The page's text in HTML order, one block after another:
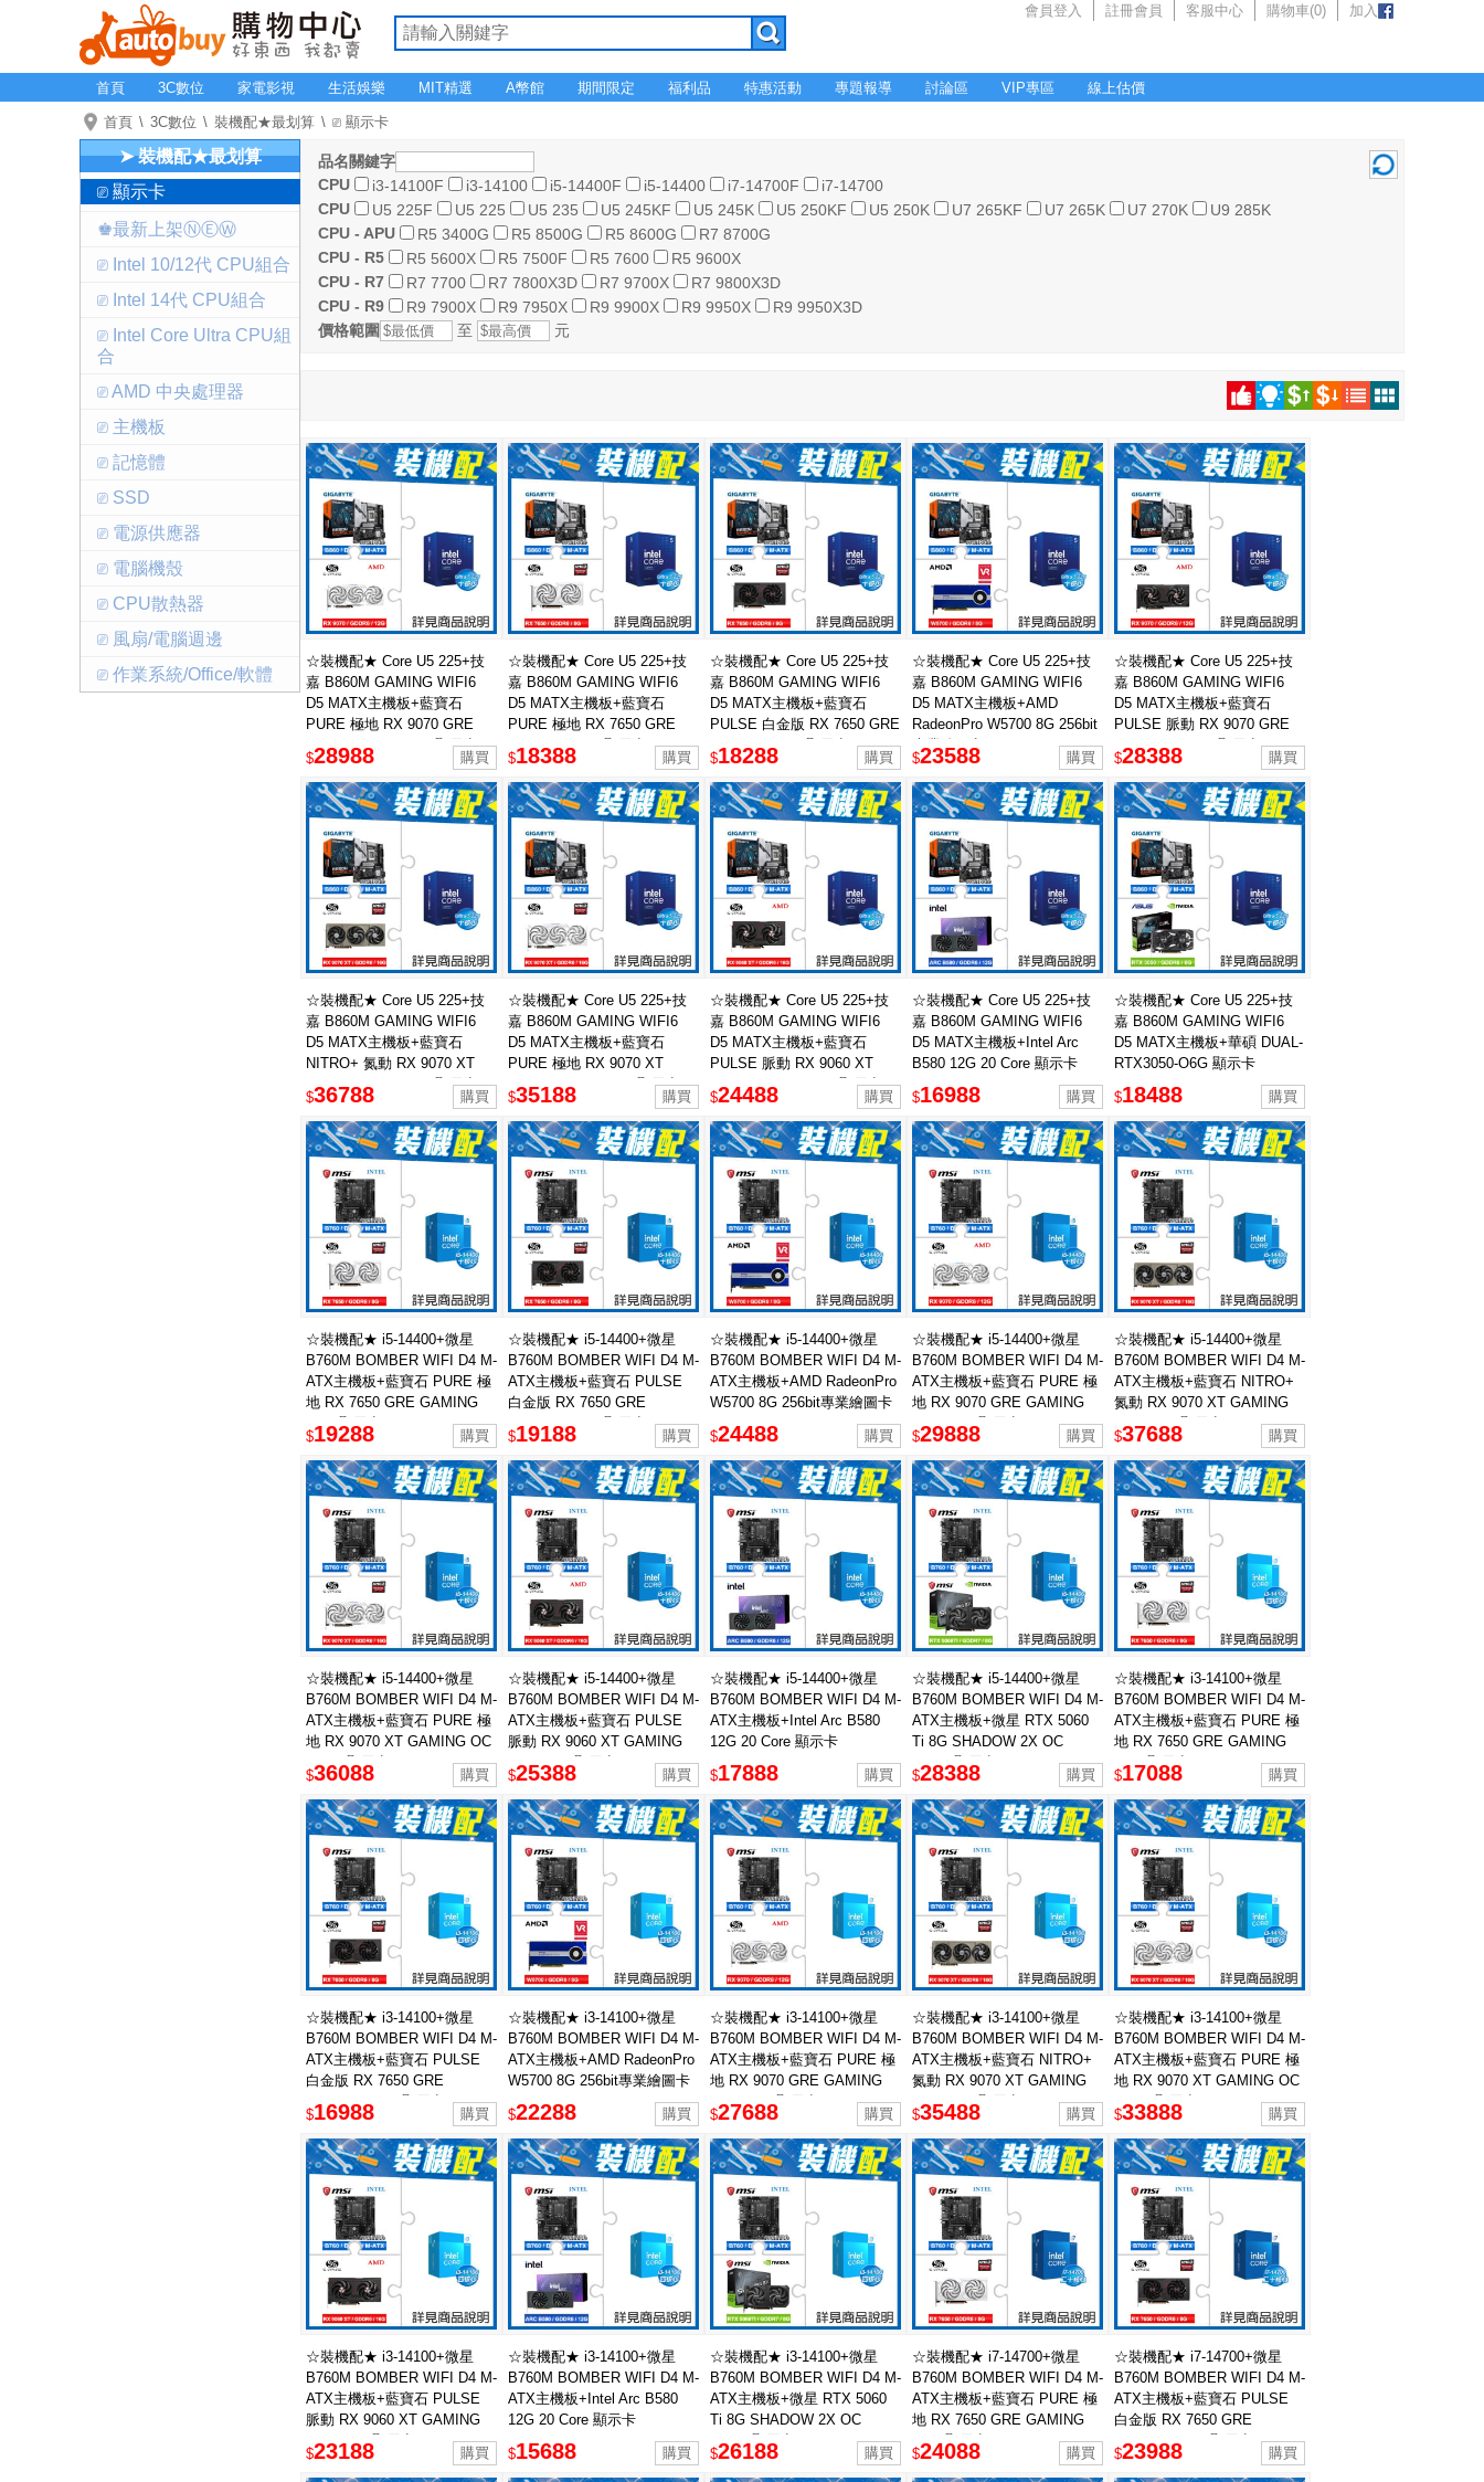
會員登入 註冊會員 客服中心 購物車(0) 加入
首頁 3C數位 家電影視 生活娛樂 MIT精選 A幣館 期間限定 福利品 特惠活動 專題報導 討論區 VIP專區 線上估價
首頁 3C數位 裝機配★最划算 ⎚ 顯示卡
品名關鍵字
CPU
i3-14100F i3-14100 i5-14400F i5-14400 i7-14700F
i7-14700
CPU
U5 225F U5 225 U5 235 U5 245KF U5 245K U5 250KF U5 250K U7 265KF U7 265K U7 270K
U9 285K
CPU - APU
R5 3400G R5 8500G R5 8600G
R7 8700G
CPU - R5
R5 5600X R5 7500F R5 7600
R5 9600X
CPU - R7
R7 7700 R7 7800X3D R7 9700X
R7 9800X3D
CPU - R9
R9 7900X R9 7950X R9 9900X R9 9950X
R9 9950X3D
價格範圍
至 元
☆裝機配★ Core U5 225+技
嘉 B860M GAMING WIFI6
D5 MATX主機板+藍寶石
PURE 極地 RX 9070 GRE
GAMING OC 12GB 顯示卡
$28988
☆裝機配★ Core U5 225+技
嘉 B860M GAMING WIFI6
D5 MATX主機板+藍寶石
PURE 極地 RX 7650 GRE
GAMING 8GB 顯示卡
$18388
☆裝機配★ Core U5 225+技
嘉 B860M GAMING WIFI6
D5 MATX主機板+藍寶石
PULSE 白金版 RX 7650 GRE
GAMING 8GB 顯示卡
$18288
☆裝機配★ Core U5 225+技
嘉 B860M GAMING WIFI6
D5 MATX主機板+AMD
RadeonPro W5700 8G 256bit
專業繪圖卡
$23588
☆裝機配★ Core U5 225+技
嘉 B860M GAMING WIFI6
D5 MATX主機板+藍寶石
PULSE 脈動 RX 9070 GRE
GAMING 12GB 顯示卡
$28388
☆裝機配★ Core U5 225+技
嘉 B860M GAMING WIFI6
D5 MATX主機板+藍寶石
NITRO+ 氮動 RX 9070 XT
GAMING OC 16GB 顯示卡
$36788
☆裝機配★ Core U5 225+技
嘉 B860M GAMING WIFI6
D5 MATX主機板+藍寶石
PURE 極地 RX 9070 XT
GAMING OC 16GB 顯示卡
$35188
☆裝機配★ Core U5 225+技
嘉 B860M GAMING WIFI6
D5 MATX主機板+藍寶石
PULSE 脈動 RX 9060 XT
GAMING OC 16GB 顯示卡
$24488
☆裝機配★ Core U5 225+技
嘉 B860M GAMING WIFI6
D5 MATX主機板+Intel Arc
B580 12G 20 Core 顯示卡
$16988
☆裝機配★ Core U5 225+技
嘉 B860M GAMING WIFI6
D5 MATX主機板+華碩 DUAL-
RTX3050-O6G 顯示卡
$18488
☆裝機配★ i5-14400+微星
B760M BOMBER WIFI D4 M-
ATX主機板+藍寶石 PURE 極
地 RX 7650 GRE GAMING
8GB 顯示卡
$19288
☆裝機配★ i5-14400+微星
B760M BOMBER WIFI D4 M-
ATX主機板+藍寶石 PULSE
白金版 RX 7650 GRE
GAMING 8GB 顯示卡
$19188
☆裝機配★ i5-14400+微星
B760M BOMBER WIFI D4 M-
ATX主機板+AMD RadeonPro
W5700 8G 256bit專業繪圖卡
$24488
☆裝機配★ i5-14400+微星
B760M BOMBER WIFI D4 M-
ATX主機板+藍寶石 PURE 極
地 RX 9070 GRE GAMING
OC 12GB 顯示卡
$29888
☆裝機配★ i5-14400+微星
B760M BOMBER WIFI D4 M-
ATX主機板+藍寶石 NITRO+
氮動 RX 9070 XT GAMING
OC 16GB 顯示卡
$37688
☆裝機配★ i5-14400+微星
B760M BOMBER WIFI D4 M-
ATX主機板+藍寶石 PURE 極
地 RX 9070 XT GAMING OC
16GB 顯示卡
$36088
☆裝機配★ i5-14400+微星
B760M BOMBER WIFI D4 M-
ATX主機板+藍寶石 PULSE
脈動 RX 9060 XT GAMING
OC 16GB 顯示卡
$25388
☆裝機配★ i5-14400+微星
B760M BOMBER WIFI D4 M-
ATX主機板+Intel Arc B580
12G 20 Core 顯示卡
$17888
☆裝機配★ i5-14400+微星
B760M BOMBER WIFI D4 M-
ATX主機板+微星 RTX 5060
Ti 8G SHADOW 2X OC
PLUS 顯示卡
$28388
☆裝機配★ i3-14100+微星
B760M BOMBER WIFI D4 M-
ATX主機板+藍寶石 PURE 極
地 RX 7650 GRE GAMING
8GB 顯示卡
$17088
☆裝機配★ i3-14100+微星
B760M BOMBER WIFI D4 M-
ATX主機板+藍寶石 PULSE
白金版 RX 7650 GRE
GAMING 8GB 顯示卡
$16988
☆裝機配★ i3-14100+微星
B760M BOMBER WIFI D4 M-
ATX主機板+AMD RadeonPro
W5700 8G 256bit專業繪圖卡
$22288
☆裝機配★ i3-14100+微星
B760M BOMBER WIFI D4 M-
ATX主機板+藍寶石 PURE 極
地 RX 9070 GRE GAMING
OC 12GB 顯示卡
$27688
☆裝機配★ i3-14100+微星
B760M BOMBER WIFI D4 M-
ATX主機板+藍寶石 NITRO+
氮動 RX 9070 XT GAMING
OC 16GB 顯示卡
$35488
☆裝機配★ i3-14100+微星
B760M BOMBER WIFI D4 M-
ATX主機板+藍寶石 PURE 極
地 RX 9070 XT GAMING OC
16GB 顯示卡
$33888
☆裝機配★ i3-14100+微星
B760M BOMBER WIFI D4 M-
ATX主機板+藍寶石 PULSE
脈動 RX 9060 XT GAMING
OC 16GB 顯示卡
$23188
☆裝機配★ i3-14100+微星
B760M BOMBER WIFI D4 M-
ATX主機板+Intel Arc B580
12G 20 Core 顯示卡
$15688
☆裝機配★ i3-14100+微星
B760M BOMBER WIFI D4 M-
ATX主機板+微星 RTX 5060
Ti 8G SHADOW 2X OC
PLUS 顯示卡
$26188
☆裝機配★ i7-14700+微星
B760M BOMBER WIFI D4 M-
ATX主機板+藍寶石 PURE 極
地 RX 7650 GRE GAMING
8GB 顯示卡
$24088
☆裝機配★ i7-14700+微星
B760M BOMBER WIFI D4 M-
ATX主機板+藍寶石 PULSE
白金版 RX 7650 GRE
GAMING 8GB 顯示卡
$23988
➤ 裝機配★最划算
⎚ 顯示卡
♚最新上架ⓃⒺⓌ
⎚ Intel 10/12代 CPU組合
⎚ Intel 14代 CPU組合
⎚ Intel Core Ultra CPU組
合
⎚ AMD 中央處理器
⎚ 主機板
⎚ 記憶體
⎚ SSD
⎚ 電源供應器
⎚ 電腦機殼
⎚ CPU散熱器
⎚ 風扇/電腦週邊
⎚ 作業系統/Office/軟體